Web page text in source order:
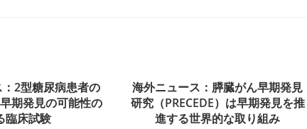
2型糖尿病患者の
期発見の可能性の
臨床試験
海外ニュース：膵臓がん早期発見
研究（PRECEDE）は早期発見を推
進する世界的な取り組み